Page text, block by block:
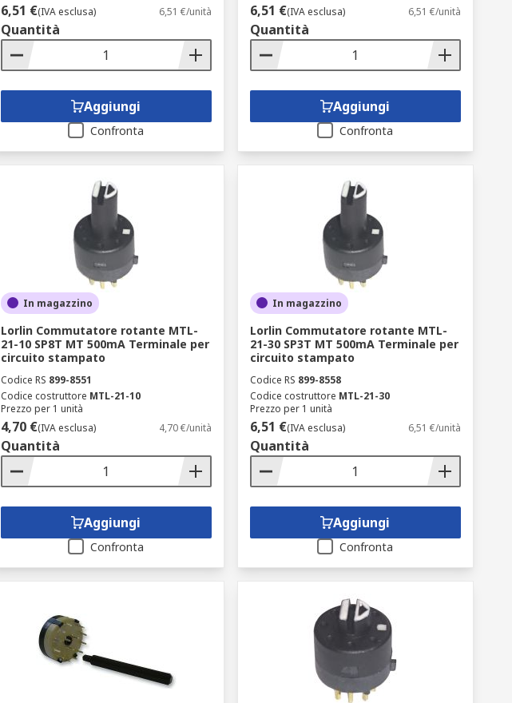
6,51 €(IVA esclusa) 6,51 €/unità
Quantità
Aggiungi
Confronta
6,51 €(IVA esclusa) 6,51 €/unità
Quantità
Aggiungi
Confronta
In magazzino
Lorlin Commutatore rotante MTL-
21-10 SP8T MT 500mA Terminale per
circuito stampato
Codice RS 899-8551
Codice costruttore MTL-21-10
Prezzo per 1 unità
4,70 €(IVA esclusa) 4,70 €/unità
Quantità
Aggiungi
Confronta
In magazzino
Lorlin Commutatore rotante MTL-
21-30 SP3T MT 500mA Terminale per
circuito stampato
Codice RS 899-8558
Codice costruttore MTL-21-30
Prezzo per 1 unità
6,51 €(IVA esclusa) 6,51 €/unità
Quantità
Aggiungi
Confronta